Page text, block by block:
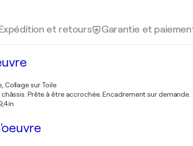
et retours Garantie et
Collage sur Toile
châssis. Prête à être accrochée. Encadrement sur demande.